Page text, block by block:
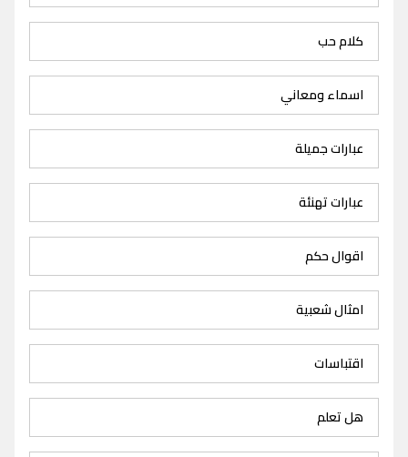
كلام حب
اسماء ومعاني
عبارات جميلة
عبارات تهنئة
اقوال حكم
امثال شعبية
اقتباسات
هل تعلم